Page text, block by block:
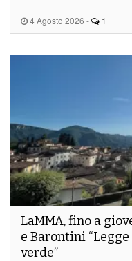
4 Agosto 2026 - 1
LaMMA, fino a
e Barontini
verde”